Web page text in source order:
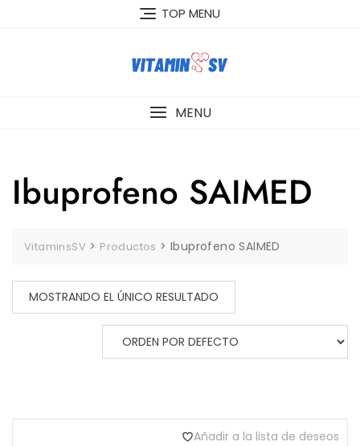
TOP MENU
MENU
Ibuprofeno SAIMED
VitaminsSV > Productos >Ibuprofeno SAIMED
MOSTRANDO EL ÚNICO RESULTADO
Añadir a la lista de deseos